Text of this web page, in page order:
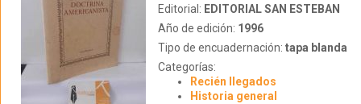
Editorial: EDITORIAL SAN ESTEBAN
Año de edición: 1996
Tipo de encuadernación: tapa blanda
Categorías:
Recién llegados
Historia general